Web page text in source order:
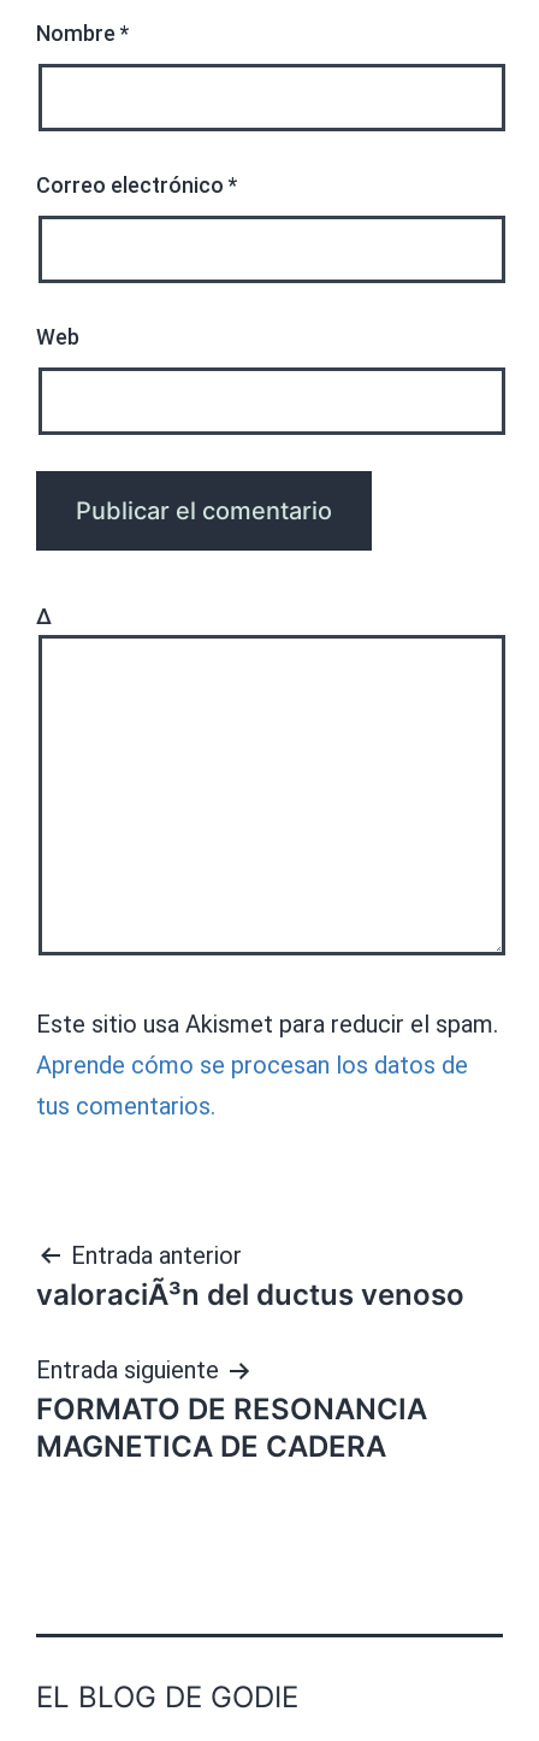
Nombre *
Correo electrónico *
Web
Δ
Este sitio usa Akismet para reducir el spam.
Aprende cómo se procesan los datos de
tus comentarios.
Navegación
de
entradas
Entrada anterior
valoraciÃ³n del ductus venoso
Entrada siguiente
FORMATO DE RESONANCIA
MAGNETICA DE CADERA
EL BLOG DE GODIE